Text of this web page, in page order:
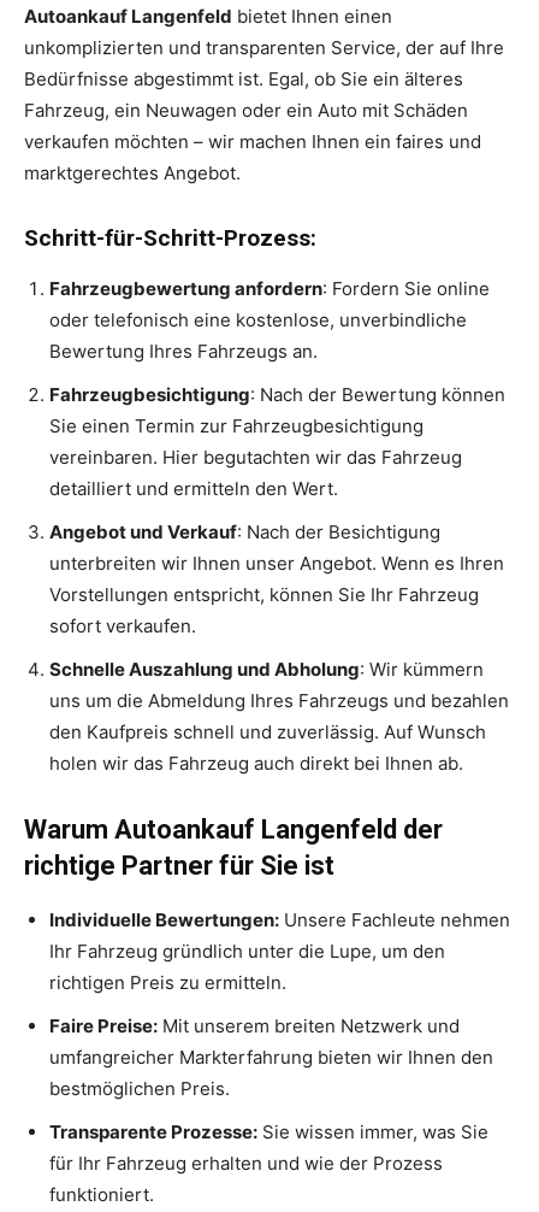
Autoankauf Langenfeld bietet Ihnen einen
unkomplizierten und transparenten Service, der auf Ihre
Bedürfnisse abgestimmt ist. Egal, ob Sie ein älteres
Fahrzeug, ein Neuwagen oder ein Auto mit Schäden
verkaufen möchten – wir machen Ihnen ein faires und
marktgerechtes Angebot.
Schritt-für-Schritt-Prozess:
Fahrzeugbewertung anfordern: Fordern Sie online
oder telefonisch eine kostenlose, unverbindliche
Bewertung Ihres Fahrzeugs an.
Fahrzeugbesichtigung: Nach der Bewertung können
Sie einen Termin zur Fahrzeugbesichtigung
vereinbaren. Hier begutachten wir das Fahrzeug
detailliert und ermitteln den Wert.
Angebot und Verkauf: Nach der Besichtigung
unterbreiten wir Ihnen unser Angebot. Wenn es Ihren
Vorstellungen entspricht, können Sie Ihr Fahrzeug
sofort verkaufen.
Schnelle Auszahlung und Abholung: Wir kümmern
uns um die Abmeldung Ihres Fahrzeugs und bezahlen
den Kaufpreis schnell und zuverlässig. Auf Wunsch
holen wir das Fahrzeug auch direkt bei Ihnen ab.
Warum Autoankauf Langenfeld der
richtige Partner für Sie ist
Individuelle Bewertungen: Unsere Fachleute nehmen
Ihr Fahrzeug gründlich unter die Lupe, um den
richtigen Preis zu ermitteln.
Faire Preise: Mit unserem breiten Netzwerk und
umfangreicher Markterfahrung bieten wir Ihnen den
bestmöglichen Preis.
Transparente Prozesse: Sie wissen immer, was Sie
für Ihr Fahrzeug erhalten und wie der Prozess
funktioniert.